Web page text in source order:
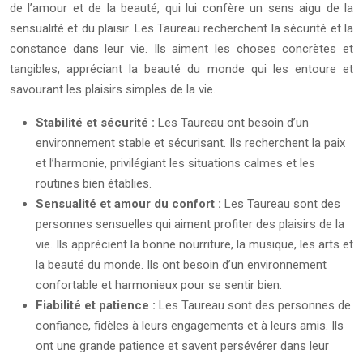
de l’amour et de la beauté, qui lui confère un sens aigu de la
sensualité et du plaisir. Les Taureau recherchent la sécurité et la
constance dans leur vie. Ils aiment les choses concrètes et
tangibles, appréciant la beauté du monde qui les entoure et
savourant les plaisirs simples de la vie.
Stabilité et sécurité : Les Taureau ont besoin d’un
environnement stable et sécurisant. Ils recherchent la paix
et l’harmonie, privilégiant les situations calmes et les
routines bien établies.
Sensualité et amour du confort : Les Taureau sont des
personnes sensuelles qui aiment profiter des plaisirs de la
vie. Ils apprécient la bonne nourriture, la musique, les arts et
la beauté du monde. Ils ont besoin d’un environnement
confortable et harmonieux pour se sentir bien.
Fiabilité et patience : Les Taureau sont des personnes de
confiance, fidèles à leurs engagements et à leurs amis. Ils
ont une grande patience et savent persévérer dans leur